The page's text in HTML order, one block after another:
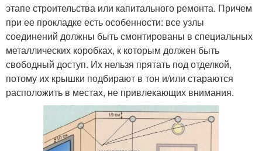
этапе строительства или капитального ремонта. Причем
при ее прокладке есть особенности: все узлы
соединений должны быть смонтированы в специальных
металлических коробках, к которым должен быть
свободный доступ. Их нельзя прятать под отделкой,
потому их крышки подбирают в тон и/или стараются
расположить в местах, не привлекающих внимания.